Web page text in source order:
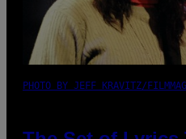
PHOTO BY JEFF KRAVITZ/